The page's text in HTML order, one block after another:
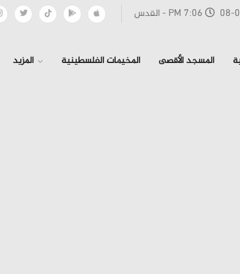
08- 7:06 PM - القدس
المسجد الأقصى المخيمات الفلسطينية المزيد